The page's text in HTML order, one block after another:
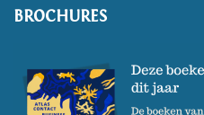
BROCHURES